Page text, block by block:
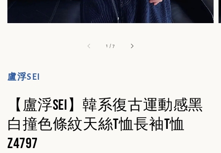
1 /7
盧浮SEI
【盧浮Sei】韓系復古運動感黑
白撞色條紋天絲T恤長袖T恤
Z4797